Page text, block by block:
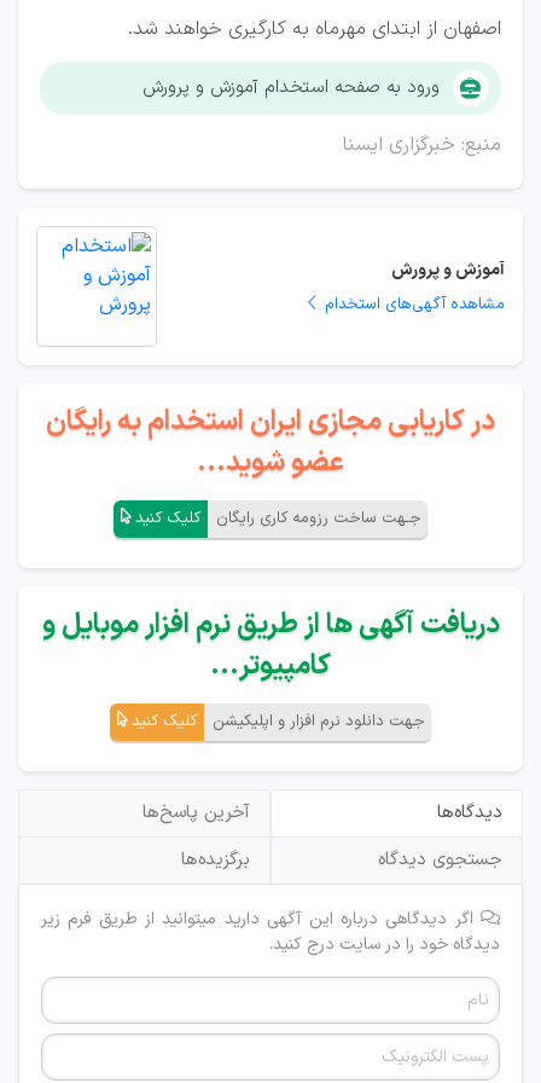
اصفهان از ابتدای مهرماه به کارگیری خواهند شد.
ورود به صفحه استخدام آموزش و پرورش
منبع: خبرگزاری ایسنا
آموزش و پرورش
مشاهده آگهی‌های استخدام
در کاریابی مجازی ایران استخدام به رایگان
عضو شوید...
جـهت ساخت رزومه کاری رایگان کلیک کنید
دریافت آگهی ها از طریق نرم افزار موبایل و
کامپیوتر...
جهت دانلود نرم افزار و اپلیکیشن کلیک کنید
دیدگاه‌ها
آخرین پاسخ‌ها
جستجوی دیدگاه
برگزیده‌ها
اگر دیدگاهی درباره این آگهی دارید میتوانید از طریق فرم زیر
دیدگاه خود را در سایت درج کنید.